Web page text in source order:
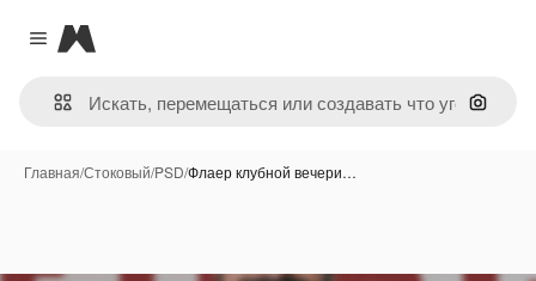
Close menu
Magnific
Поиск
Главная/Стоковый/PSD/Флаер клубной вечери…